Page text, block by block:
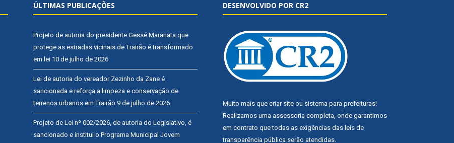
ÚLTIMAS PUBLICAÇÕES
Projeto de autoria do presidente Gessé Maranata que
protege as estradas vicinais de Trairão é transformado
em lei 10 de julho de 2026
Lei de autoria do vereador Zezinho da Zane é
sancionada e reforça a limpeza e conservação de
terrenos urbanos em Trairão 9 de julho de 2026
Projeto de Lei nº 002/2026, de autoria do Legislativo, é
sancionado e institui o Programa Municipal Jovem
DESENVOLVIDO POR CR2
Muito mais que criar site ou sistema para prefeituras!
Realizamos uma assessoria completa, onde garantimos
em contrato que todas as exigências das leis de
transparência pública serão atendidas.